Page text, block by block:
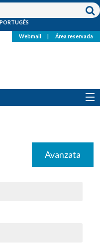
PORTUGÊS
Webmail Área reservada
Avanzata